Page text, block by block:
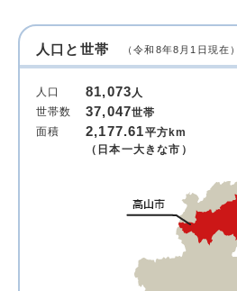
人口と世帯 （令和8年8月1日現在）
人口 81,073人
世帯数
37,047世帯
面積
2,177.61平方km
（日本一大きな市）